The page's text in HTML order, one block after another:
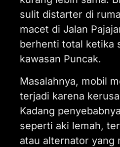
sulit distarter di
macet di Jalan
berhenti total ketika
kawasan Puncak.
Masalahnya, mobil
terjadi karena
Kadang
seperti aki lemah,
atau alternator yang